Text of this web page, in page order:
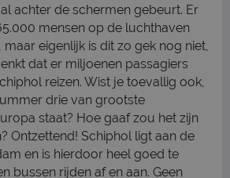
achter de schermen gebeurt. Er
mensen op de luchthaven
maar eigenlijk is dit zo gek nog niet,
dat er miljoenen passagiers
reizen. Wist je toevallig ook,
drie van grootste
staat? Hoe gaaf zou het zijn
Ontzettend! Schiphol ligt aan de
en is hierdoor heel goed te
bussen rijden af en aan. Geen